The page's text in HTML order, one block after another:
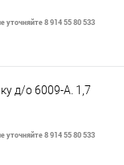
уточняйте 8 914 55 80 533
д/о 6009-А. 1,7
уточняйте 8 914 55 80 533